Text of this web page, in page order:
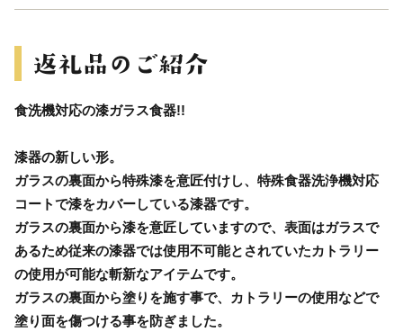
食洗機対応の漆ガラス食器!!
漆器の新しい形。
ガラスの裏面から特殊漆を意匠付けし、特殊食器洗浄機対応
コートで漆をカバーしている漆器です。
ガラスの裏面から漆を意匠していますので、表面はガラスで
あるため従来の漆器では使用不可能とされていたカトラリー
の使用が可能な斬新なアイテムです。
ガラスの裏面から塗りを施す事で、カトラリーの使用などで
塗り面を傷つける事を防ぎました。